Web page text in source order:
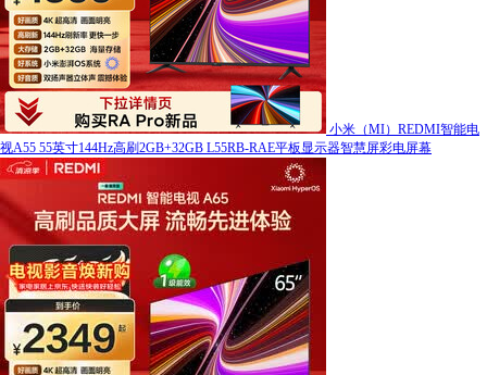
小米（MI）REDMI智能电
视A55 55英寸144Hz高刷2GB+32GB L55RB-RAE平板显示器智慧屏彩电屏幕